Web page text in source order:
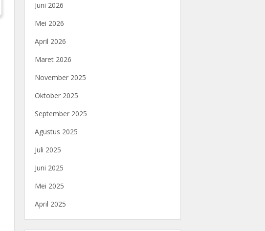
Juni 2026
Mei 2026
April 2026
Maret 2026
November 2025
Oktober 2025
September 2025
Agustus 2025
Juli 2025
Juni 2025
Mei 2025
April 2025